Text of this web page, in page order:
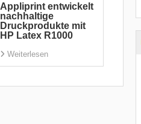
Appliprint entwickelt
nachhaltige
Druckprodukte mit
HP Latex R1000
Weiterlesen